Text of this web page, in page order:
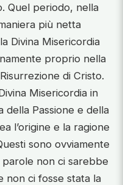
Quel periodo, nella
più netta
Divina Misericordia
proprio nella
di Cristo.
Misericordia in
della Passione e della
l’origine e la ragione
sono ovviamente
parole non ci sarebbe
non ci fosse stata la